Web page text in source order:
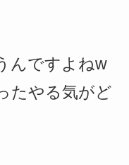
んですよねw
たやる気がど